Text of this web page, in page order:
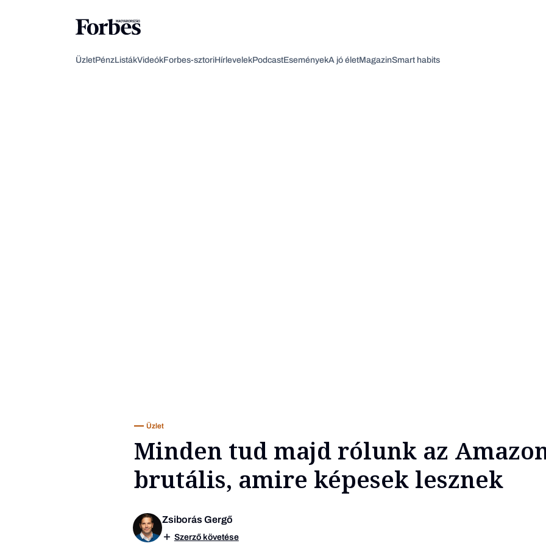
ÜzletPénzListákVideókForbes-sztoriHírlevelekPodcastEseményekA jó életMagazinSmart habits
Üzlet
Minden tud majd rólunk az
brutális, amire képesek lesznek
Zsiborás Gergő
Szerző követése